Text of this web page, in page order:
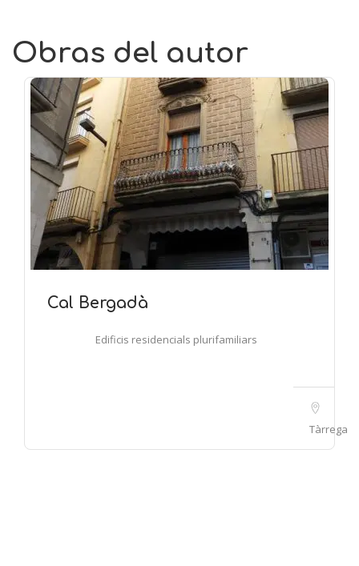
Obras del autor
Cal Bergadà
Edificis residencials plurifamiliars
Tàrrega